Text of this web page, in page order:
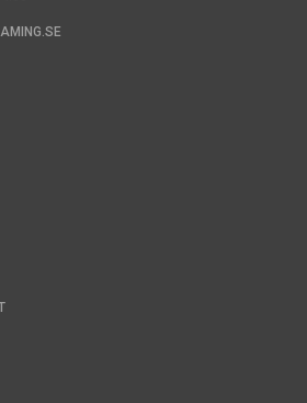
för att anpassa
för sociala medier och
och annan information från din
vi samarbetar med. Dessa kan i